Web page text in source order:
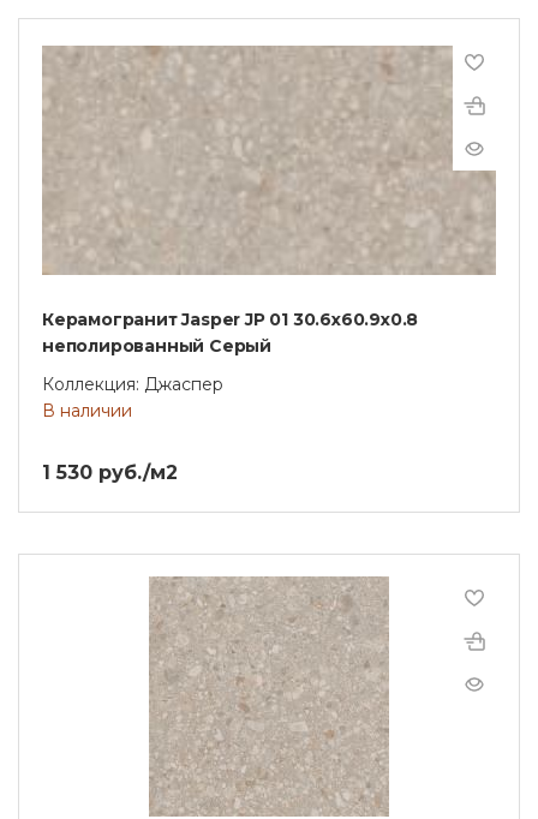
Керамогранит Jasper JP 01 30.6x60.9x0.8
неполированный Серый
Коллекция: Джаспер
В наличии
1 530 руб./м2